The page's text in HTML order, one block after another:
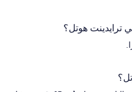
ترايدينت هوتل؟